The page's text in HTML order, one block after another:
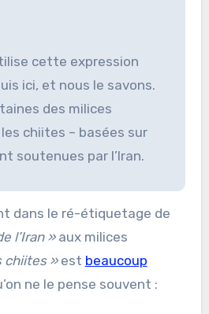
cette expression
ici, et nous le savons.
des milices
chiites – basées sur
soutenues par l’Iran.
dans le ré-étiquetage de
l’Iran »aux milices
chiites »est beaucoup
ne le pense souvent :